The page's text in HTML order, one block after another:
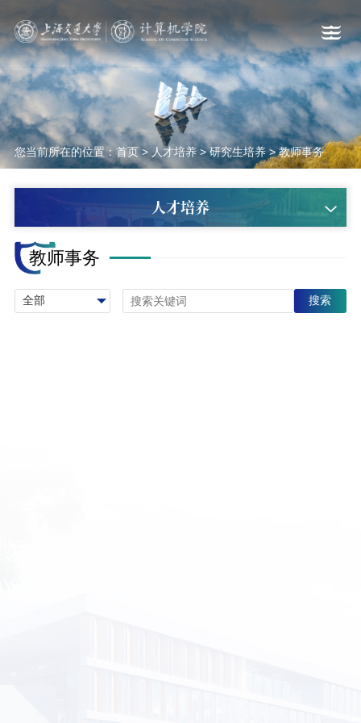
您当前所在的位置：首页>人才培养>研究生培养>教师事务
人才培养
教师事务
搜索